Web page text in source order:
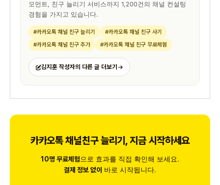
모먼트, 친구 늘리기 서비스까지 1,200건의 채널 컨설팅
경험을 가지고 있습니다.
#카카오톡 채널 친구 늘리기
#카카오톡 채널 친구 사기
#카카오톡 채널 친구 추가
#카카오톡 채널 친구 무료체험
김지훈 작성자의 다른 글 더보기
카카오톡 채널친구 늘리기, 지금 시작하세요
10명 무료체험으로 효과를 직접 확인해 보세요.
결제 정보 없이 바로 시작됩니다.